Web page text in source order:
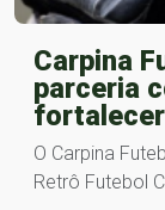
Carpina
parceria
O Carpina
Retrô Futebol